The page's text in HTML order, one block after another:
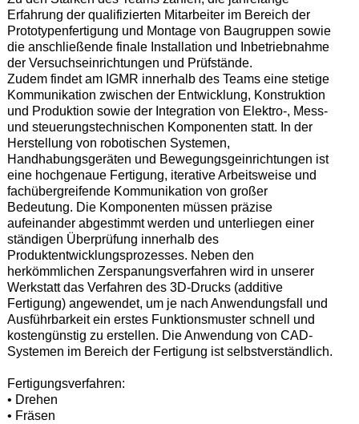
Erfahrung der qualifizierten Mitarbeiter im Bereich der
Prototypenfertigung und Montage von Baugruppen sowie
die anschließende finale Installation und Inbetriebnahme
der Versuchseinrichtungen und Prüfstände.
Zudem findet am IGMR innerhalb des Teams eine stetige
Kommunikation zwischen der Entwicklung, Konstruktion
und Produktion sowie der Integration von Elektro-, Mess-
und steuerungstechnischen Komponenten statt. In der
Herstellung von robotischen Systemen,
Handhabungsgeräten und Bewegungsgeinrichtungen ist
eine hochgenaue Fertigung, iterative Arbeitsweise und
fachübergreifende Kommunikation von großer
Bedeutung. Die Komponenten müssen präzise
aufeinander abgestimmt werden und unterliegen einer
ständigen Überprüfung innerhalb des
Produktentwicklungsprozesses. Neben den
herkömmlichen Zerspanungsverfahren wird in unserer
Werkstatt das Verfahren des 3D-Drucks (additive
Fertigung) angewendet, um je nach Anwendungsfall und
Ausführbarkeit ein erstes Funktionsmuster schnell und
kostengünstig zu erstellen. Die Anwendung von CAD-
Systemen im Bereich der Fertigung ist selbstverständlich.
Fertigungsverfahren:
• Drehen
• Fräsen